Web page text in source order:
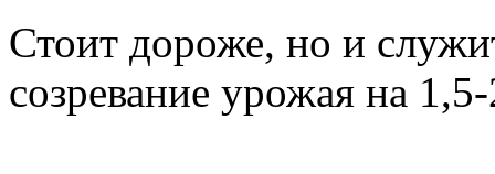
Стоит дороже, но и
созревание урожая на